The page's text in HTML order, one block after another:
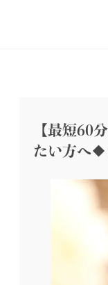
【最短60
たい方へ◆